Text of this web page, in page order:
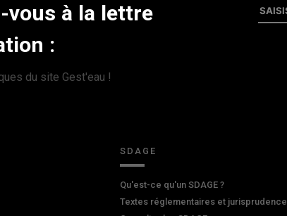
vous à la lettre
:
du site Gest'eau !
SDAGE
Qu'est-ce qu'un SDAGE ?
Textes réglementaires et jurisprudence